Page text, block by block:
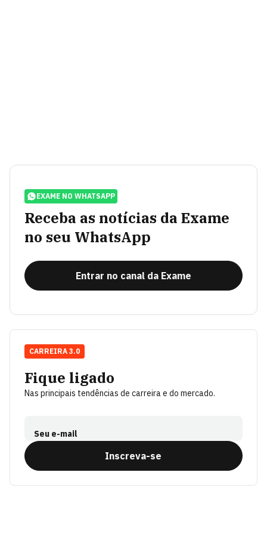
EXAME NO WHATSAPP
Receba as notícias da Exame
no seu WhatsApp
Entrar no canal da Exame
Fique ligado
Nas principais tendências de carreira e do mercado.
Seu e-mail
Inscreva-se
CARREIRA 3.0